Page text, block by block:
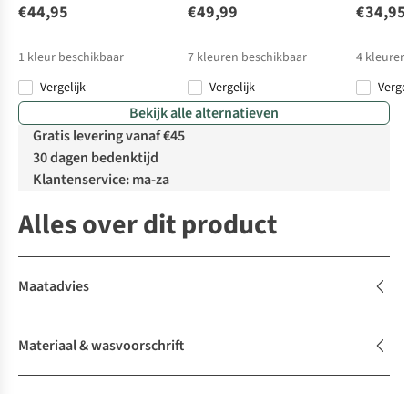
€44,95
1 kleur beschikbaar
Vergelijk
€49,99
7 kleuren beschikbaar
Vergelijk
€34,95
4
Bekijk alle alternatieven
Gratis levering vanaf €45
30 dagen bedenktijd
Klantenservice: ma-za
Alles over dit product
Maatadvies
Materiaal & wasvoorschrift